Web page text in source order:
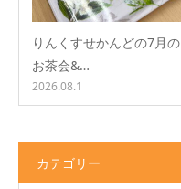
りんくすせかんどの7月の
お茶会&…
2026.08.1
カテゴリー